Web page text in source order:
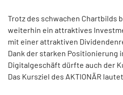
Trotz des schwachen Chartbilds
weiterhin ein attraktives
mit einer attraktiven
Dank der starken Positionierung
Digitalgeschäft dürfte auch der
Das Kursziel des AKTIONÄR